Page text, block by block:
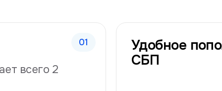
всего 2
Удобное
СБП